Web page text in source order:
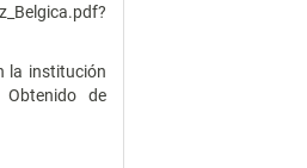
la institución
Obtenido de